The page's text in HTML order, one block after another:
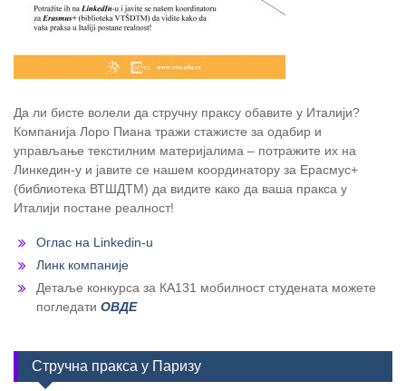
Да ли бисте волели да стручну праксу обавите у Италији?
Компанија Лоро Пиана тражи стажисте за одабир и
управљање текстилним материјалима – потражите их на
Линкедин-у и јавите се нашем координатору за Ерасмус+
(библиотека ВТШДТМ) да видите како да ваша пракса у
Италији постане реалност!
Оглас на Linkedin-u
Линк компаније
Детаље конкурса за КА131 мобилност студената можете
погледати ОВДЕ
Стручна пракса у Паризу